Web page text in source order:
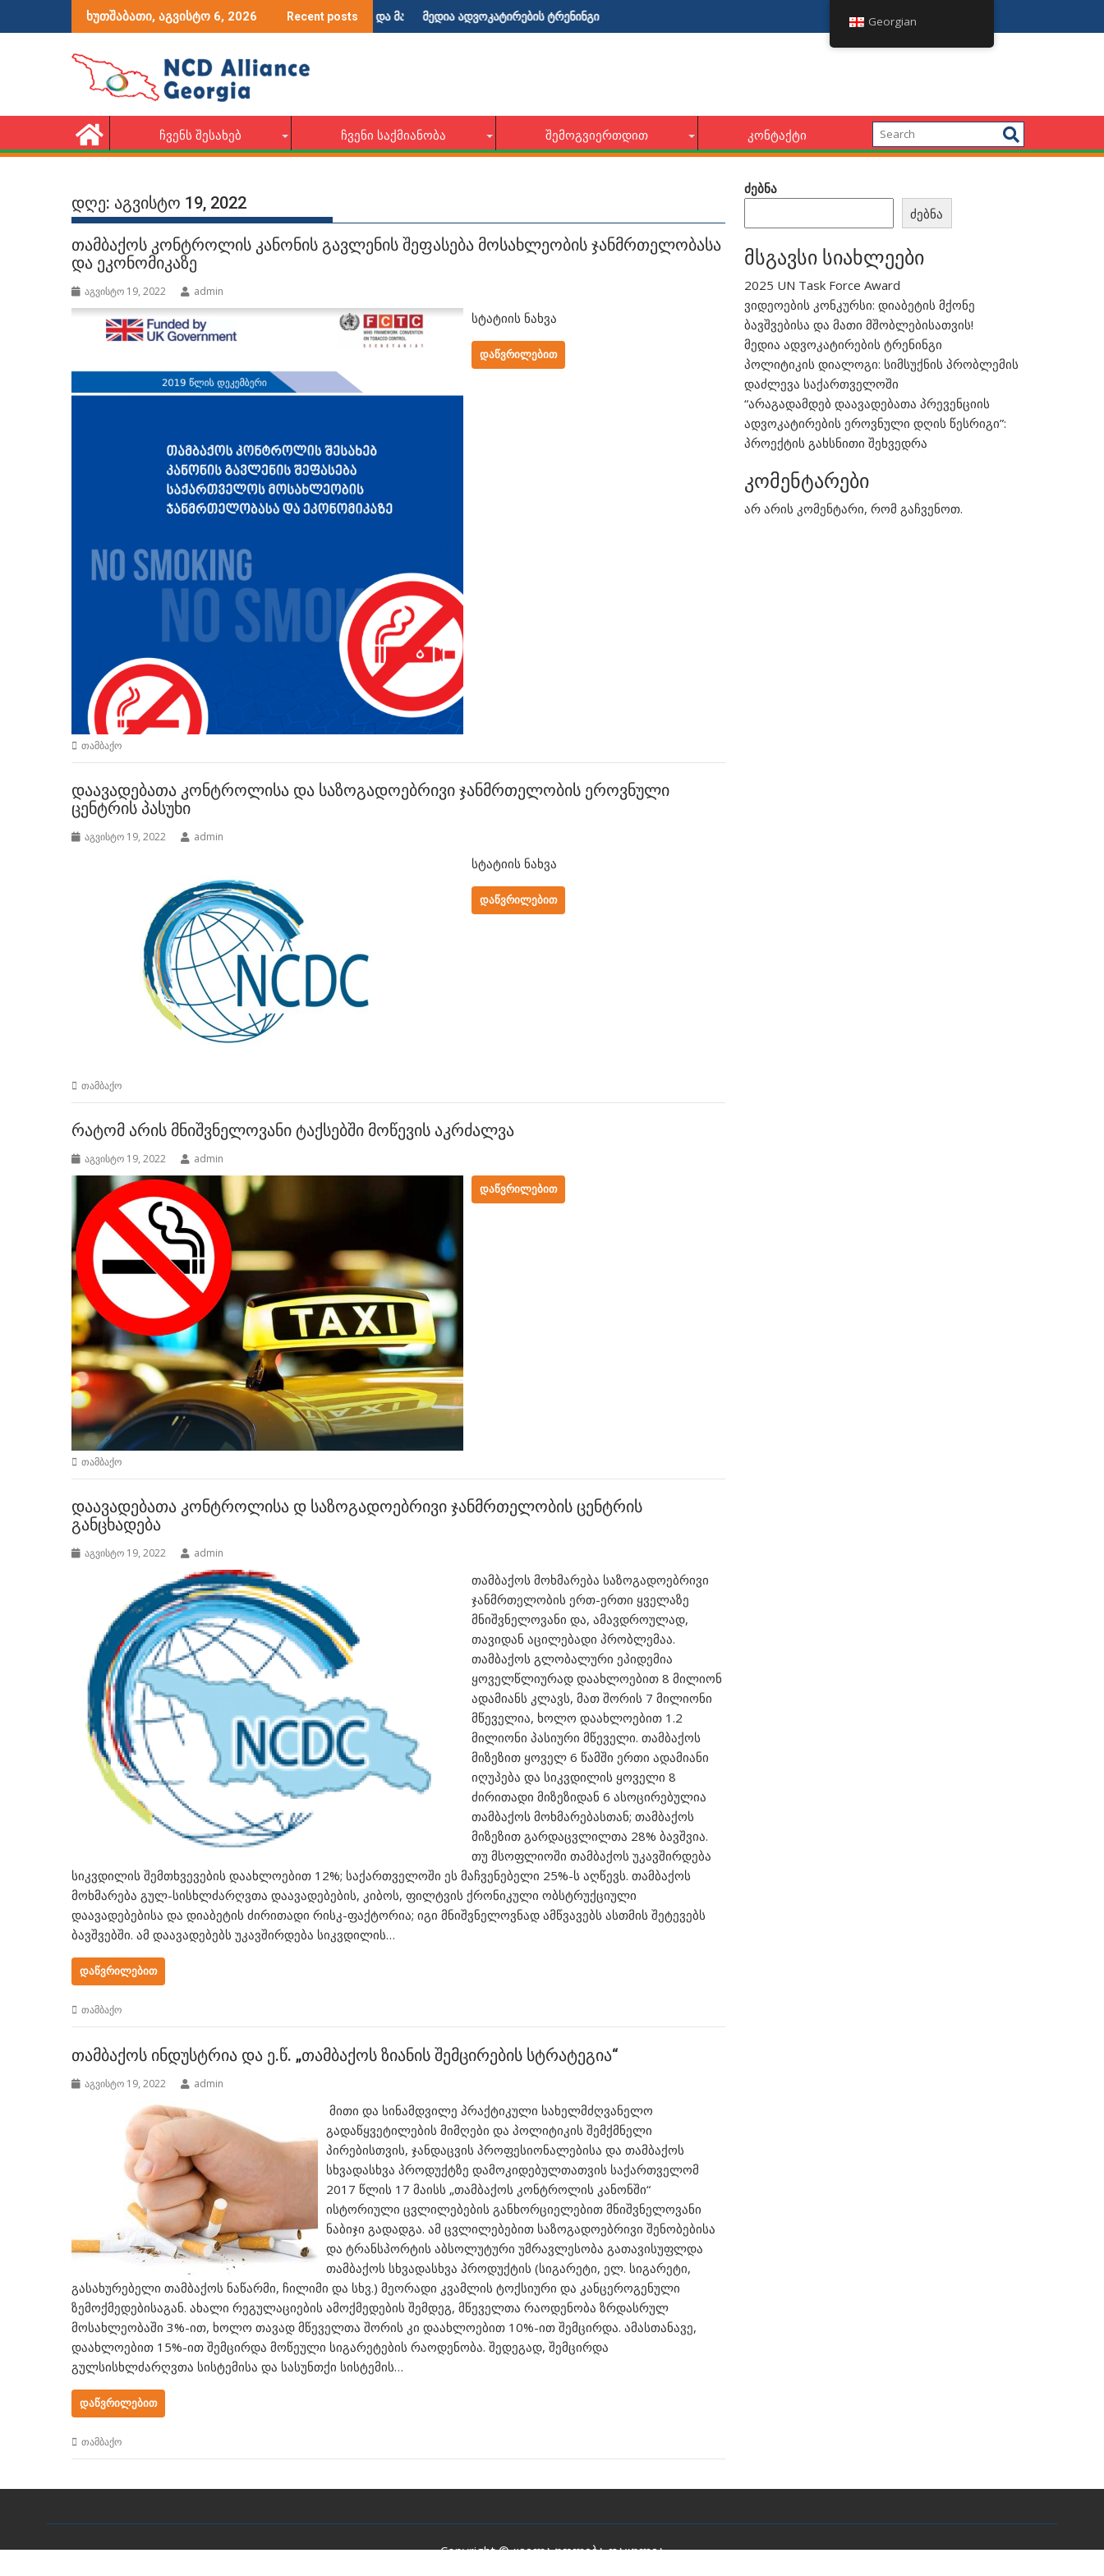
to
ხუთშაბათი, აგვისტო 6, 2026 Recent posts
ვიდეოების კონკურსი: დიაბეტის მქონე ბავშვებისა და მათი მშობლებისათვის!
მედია ადვოკატირების ტრენინგი პოლიტიკის დიალოგი: სიმსუქნის პრობლემის დაძლევა საქართველოში
ᲩᲕᲔᲜᲡ ᲨᲔᲡᲐᲮᲔᲑ ᲩᲕᲔᲜᲘ ᲡᲐᲥᲛᲘᲐᲜᲝᲑᲐ ᲨᲔᲛᲝᲒᲕᲘᲔᲠᲗᲓᲘᲗ ᲙᲝᲜᲢᲐᲥᲢᲘ
დღე: აგვისტო 19, 2022
თამბაქოს კონტროლის კანონის გავლენის შეფასება მოსახლეობის ჯანმრთელობასა
და ეკონომიკაზე
აგვისტო 19, 2022 admin
სტატიის ნახვა
ᲓᲐᲬᲕᲠᲘᲚᲔᲑᲘᲗ
თამბაქო
დაავადებათა კონტროლისა და საზოგადოებრივი ჯანმრთელობის ეროვნული
ცენტრის პასუხი
აგვისტო 19, 2022 admin
სტატიის ნახვა
ᲓᲐᲬᲕᲠᲘᲚᲔᲑᲘᲗ
თამბაქო
რატომ არის მნიშვნელოვანი ტაქსებში მოწევის აკრძალვა
აგვისტო 19, 2022 admin
ᲓᲐᲬᲕᲠᲘᲚᲔᲑᲘᲗ
თამბაქო
დაავადებათა კონტროლისა დ საზოგადოებრივი ჯანმრთელობის ცენტრის
განცხადება
აგვისტო 19, 2022 admin
თამბაქოს მოხმარება საზოგადოებრივი
ჯანმრთელობის ერთ-ერთი ყველაზე
მნიშვნელოვანი და, ამავდროულად,
თავიდან აცილებადი პრობლემაა.
თამბაქოს გლობალური ეპიდემია
ყოველწლიურად დაახლოებით 8 მილიონ
ადამიანს კლავს, მათ შორის 7 მილიონი
მწეველია, ხოლო დაახლოებით 1.2
მილიონი პასიური მწეველი. თამბაქოს
მიზეზით ყოველ 6 წამში ერთი ადამიანი
იღუპება და სიკვდილის ყოველი 8
ძირითადი მიზეზიდან 6 ასოცირებულია
თამბაქოს მოხმარებასთან; თამბაქოს
მიზეზით გარდაცვლილთა 28% ბავშვია.
თუ მსოფლიოში თამბაქოს უკავშირდება
სიკვდილის შემთხვევების დაახლოებით 12%; საქართველოში ეს მაჩვენებელი 25%-ს აღწევს. თამბაქოს
მოხმარება გულ-სისხლძარღვთა დაავადებების, კიბოს, ფილტვის ქრონიკული ობსტრუქციული
დაავადებებისა და დიაბეტის ძირითადი რისკ-ფაქტორია; იგი მნიშვნელოვნად ამწვავებს ასთმის შეტევებს
ბავშვებში. ამ დაავადებებს უკავშირდება სიკვდილის…
ᲓᲐᲬᲕᲠᲘᲚᲔᲑᲘᲗ
თამბაქო
თამბაქოს ინდუსტრია და ე.წ. „თამბაქოს ზიანის შემცირების სტრატეგია“
აგვისტო 19, 2022 admin
მითი და სინამდვილე პრაქტიკული სახელმძღვანელო
გადაწყვეტილების მიმღები და პოლიტიკის შემქმნელი
პირებისთვის, ჯანდაცვის პროფესიონალებისა და თამბაქოს
სხვადასხვა პროდუქტზე დამოკიდებულთათვის საქართველომ
2017 წლის 17 მაისს „თამბაქოს კონტროლის კანონში“
ისტორიული ცვლილებების განხორციელებით მნიშვნელოვანი
ნაბიჯი გადადგა. ამ ცვლილებებით საზოგადოებრივი შენობებისა
და ტრანსპორტის აბსოლუტური უმრავლესობა გათავისუფლდა
თამბაქოს სხვადასხვა პროდუქტის (სიგარეტი, ელ. სიგარეტი,
გასახურებელი თამბაქოს ნაწარმი, ჩილიმი და სხვ.) მეორადი კვამლის ტოქსიური და კანცეროგენული
ზემოქმედებისაგან. ახალი რეგულაციების ამოქმედების შემდეგ, მწეველთა რაოდენობა ზრდასრულ
მოსახლეობაში 3%-ით, ხოლო თავად მწეველთა შორის კი დაახლოებით 10%-ით შემცირდა. ამასთანავე,
დაახლოებით 15%-ით შემცირდა მოწეული სიგარეტების რაოდენობა. შედეგად, შემცირდა
გულსისხლძარღვთა სისტემისა და სასუნთქი სისტემის…
ᲓᲐᲬᲕᲠᲘᲚᲔᲑᲘᲗ
თამბაქო
ძებნა
ძებნა
მსგავსი სიახლეები
2025 UN Task Force Award
ვიდეოების კონკურსი: დიაბეტის მქონე
ბავშვებისა და მათი მშობლებისათვის!
მედია ადვოკატირების ტრენინგი
პოლიტიკის დიალოგი: სიმსუქნის პრობლემის
დაძლევა საქართველოში
“არაგადამდებ დაავადებათა პრევენციის
ადვოკატირების ეროვნული დღის წესრიგი”:
პროექტის გახსნითი შეხვედრა
კომენტარები
არ არის კომენტარი, რომ გაჩვენოთ.
Copyright © ყველა უფლება დაცულია
Georgian